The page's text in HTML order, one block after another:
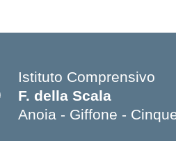
Istituto Comprensivo
F. della Scala
Anoia - Giffone -